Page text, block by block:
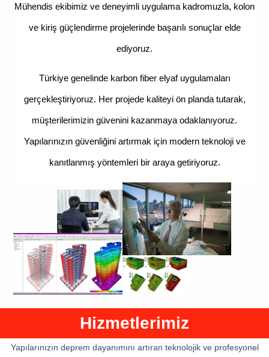
Mühendis ekibimiz ve deneyimli uygulama kadromuzla, kolon
ve kiriş güçlendirme projelerinde başarılı sonuçlar elde
ediyoruz.
Türkiye genelinde karbon fiber elyaf uygulamaları
gerçekleştiriyoruz. Her projede kaliteyi ön planda tutarak,
müşterilerimizin güvenini kazanmaya odaklanıyoruz.
Yapılarınızın güvenliğini artırmak için modern teknoloji ve
kanıtlanmış yöntemleri bir araya getiriyoruz.
Hizmetlerimiz
Yapılarınızın deprem dayanımını artıran teknolojik ve profesyonel